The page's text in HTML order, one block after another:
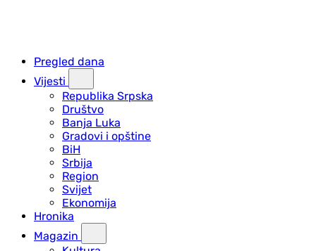
Pregled dana
Vijesti
Republika Srpska
Društvo
Banja Luka
Gradovi i opštine
BiH
Srbija
Region
Svijet
Ekonomija
Hronika
Magazin